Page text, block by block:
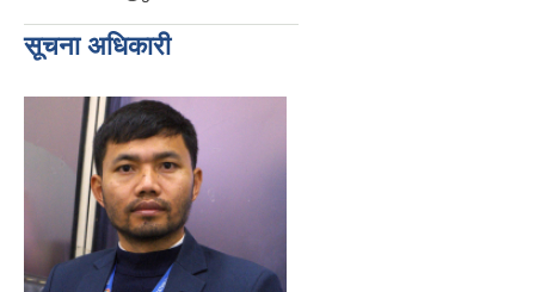
सूचना अधिकारी